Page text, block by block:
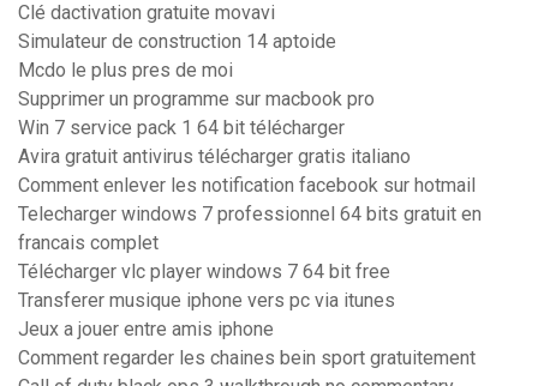
Clé dactivation gratuite movavi
Simulateur de construction 14 aptoide
Mcdo le plus pres de moi
Supprimer un programme sur macbook pro
Win 7 service pack 1 64 bit télécharger
Avira gratuit antivirus télécharger gratis italiano
Comment enlever les notification facebook sur hotmail
Telecharger windows 7 professionnel 64 bits gratuit en
francais complet
Télécharger vlc player windows 7 64 bit free
Transferer musique iphone vers pc via itunes
Jeux a jouer entre amis iphone
Comment regarder les chaines bein sport gratuitement